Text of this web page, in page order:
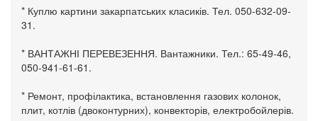
* Куплю картини закарпатських класиків. Тел. 050-632-09-
31.
* ВАНТАЖНІ ПЕРЕВЕЗЕННЯ. Вантажники. Тел.: 65-49-46,
050-941-61-61.
* Ремонт, профілактика, встановлення газових колонок,
плит, котлів (двоконтурних), конвекторів, електробойлерів.